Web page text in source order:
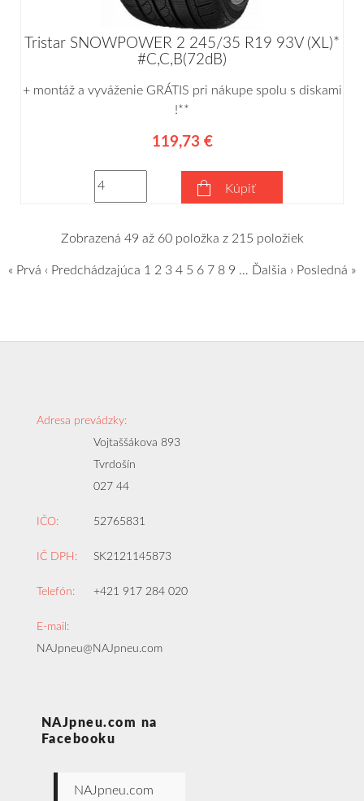
Tristar SNOWPOWER 2 245/35 R19 93V (XL)*
#C,C,B(72dB)
+ montáž a vyváženie GRÁTIS pri nákupe spolu s diskami
!**
119,73 €
Kúpiť
Zobrazená 49 až 60 položka z 215 položiek
« Prvá ‹ Predchádzajúca 1 2 3 4 5 6 7 8 9 … Ďalšia › Posledná »
Adresa prevádzky:
Vojtaššákova 893
Tvrdošín
027 44
IČO: 52765831
IČ DPH: SK2121145873
Telefón: +421 917 284 020
E-mail:
NAJpneu@NAJpneu.com
NAJpneu.com na
Facebooku
NAJpneu.com